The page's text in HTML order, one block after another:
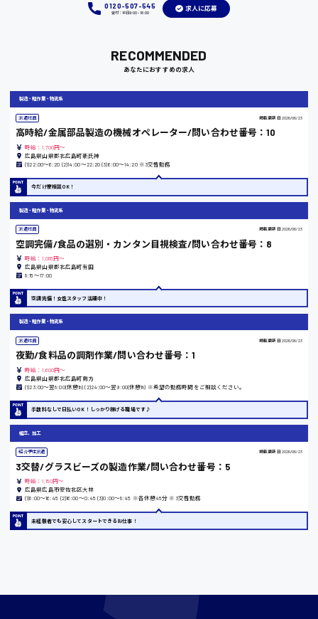
竹原市
熊本県
東京都
島根県
香川県
愛知県
時給1300円〜
時給1200円〜
0120-507-545
受付：平日9:00 - 18:00
求人に応募
RECOMMENDED
あなたにおすすめの求人
製造・軽作業・物流系
派遣社員 掲載更新日 2026/06/23
高時給/金属部品製造の機械オペレーター/問い合わせ番号：10
時給：1,700円～
広島県山県郡北広島町新氏神
(1)22:00〜6:20 (2)14:00〜22:20 (3)6:00〜14:20 ※3交替勤務
今だけ寮相談OK！
製造・軽作業・物流系
派遣社員 掲載更新日 2026/06/23
空調完備/食品の選別・カンタン目視検査/問い合わせ番号：8
時給：1,085円～
広島県山県郡北広島町有田
8:15〜17:00
空調完備！女性スタッフ活躍中！
製造・軽作業・物流系
派遣社員 掲載更新日 2026/06/23
夜勤/食料品の調剤作業/問い合わせ番号：1
時給：1,600円～
広島県山県郡北広島町南方
(1)23:00〜翌8:00(休憩1h) (2)24:00〜翌9:00(休憩1h) ※希望の勤務時間をご相談ください。
手数料なしで日払いOK！しっかり稼げる職場です♪
組立、加工
紹介予定派遣 掲載更新日 2026/06/23
3交替/グラスビーズの製造作業/問い合わせ番号：5
時給：1,150円～
広島県広島市安佐北区大林
(1)8:00〜16:45 (2)16:00〜0:45 (3)0:00〜8:45 ※各休憩45分 ※3交替勤務
未経験者でも安心してスタートできるお仕事！